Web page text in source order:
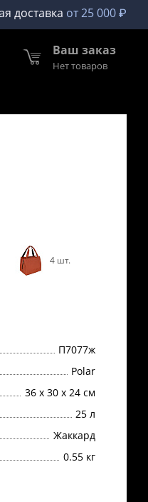
доставка от 25 000 ₽
Ваш заказ
Нет товаров
4 шт.
П7077ж
Polar
36 х 30 х 24 см
25 л
Жаккард
0.55 кг